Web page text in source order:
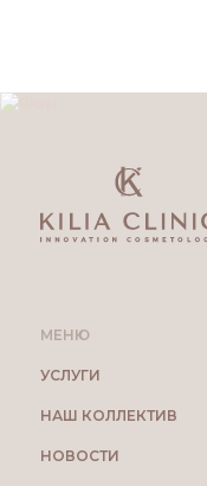
МЕНЮ
УСЛУГИ
НАШ КОЛЛЕКТИВ
НОВОСТИ